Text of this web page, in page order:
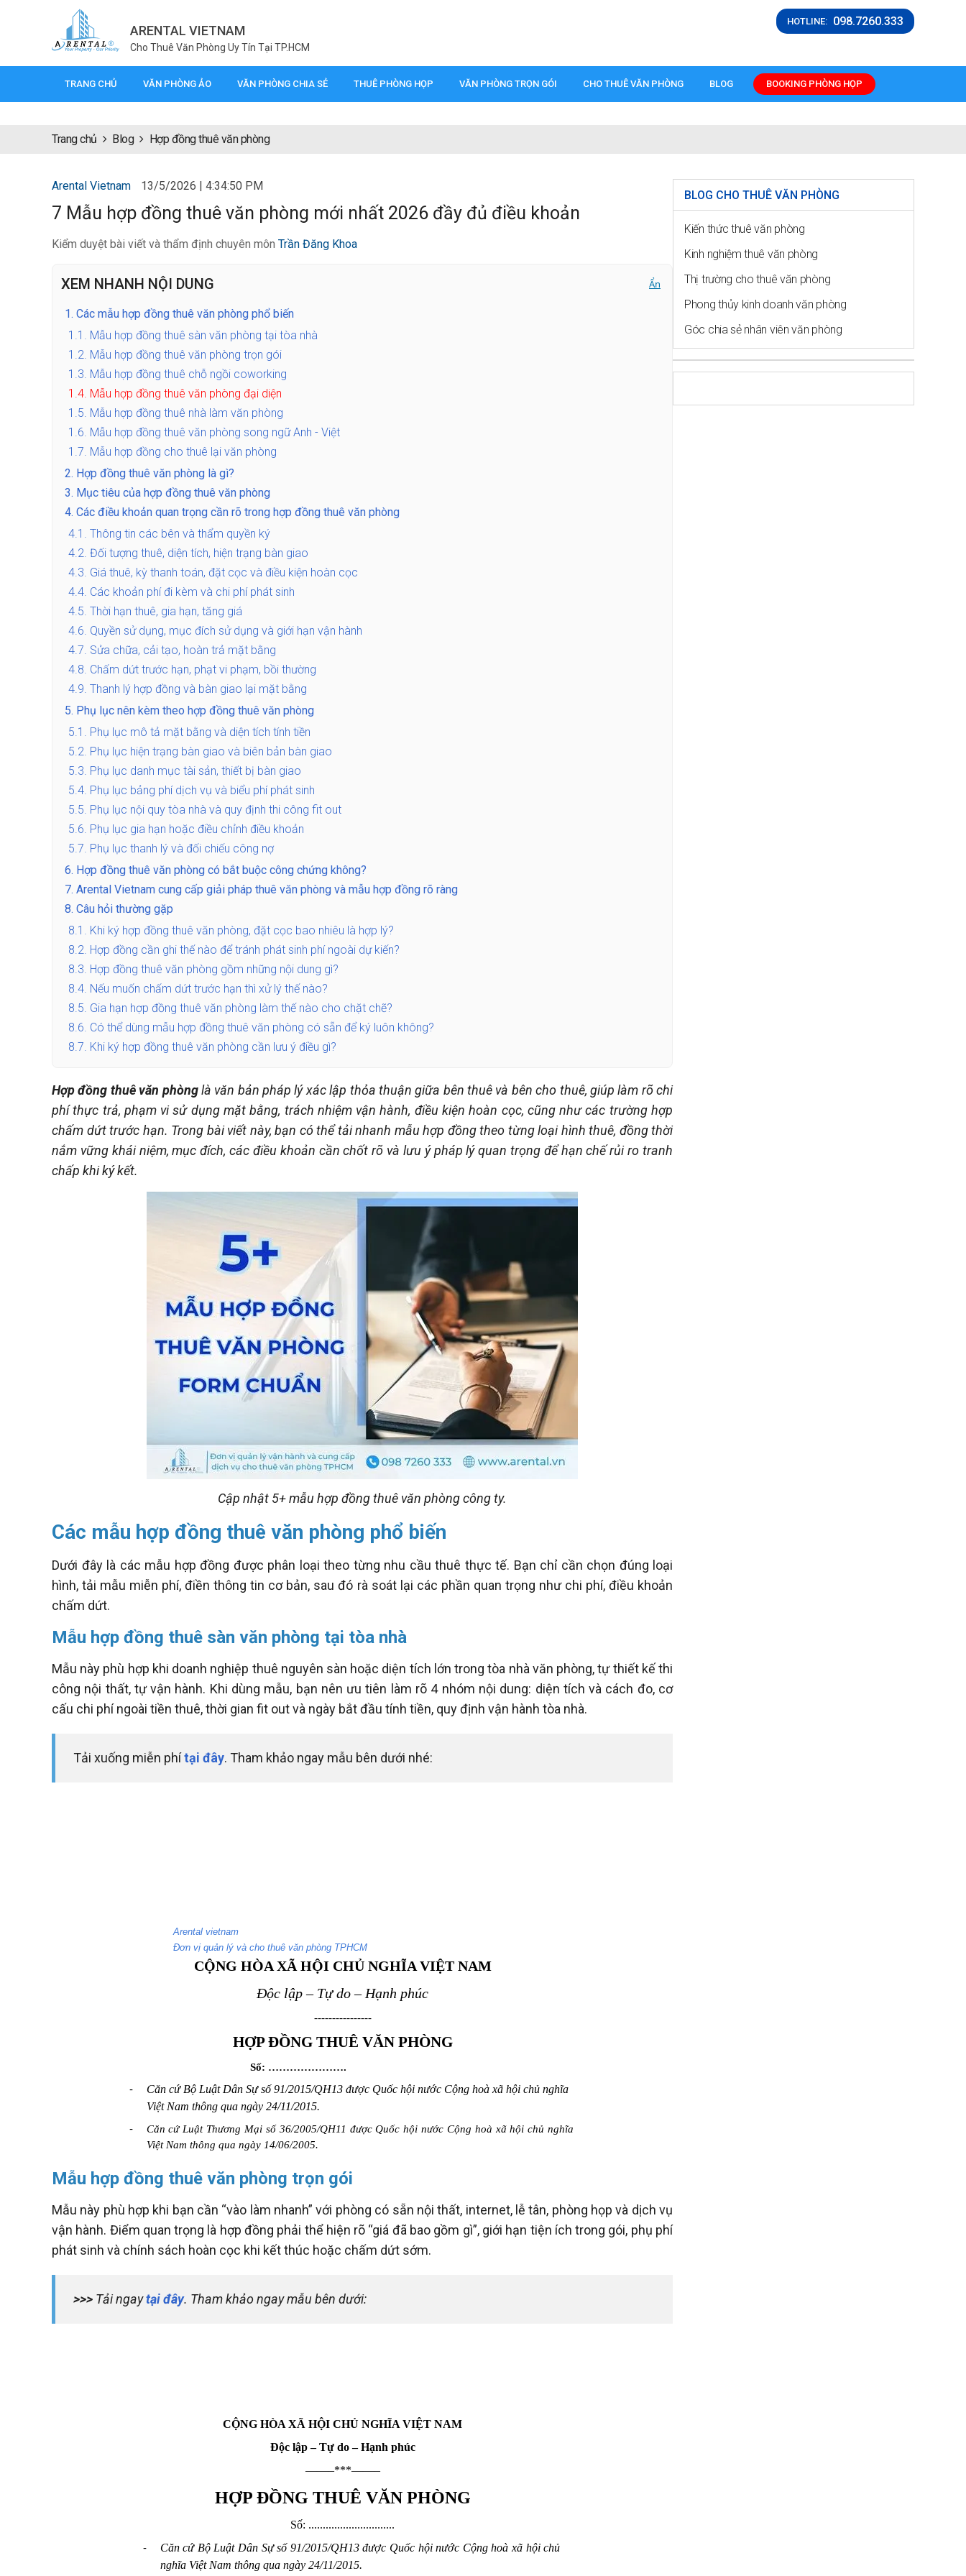
ARENTAL VIETNAM
Cho Thuê Văn Phòng Uy Tín Tại TP.HCM
HOTLINE: 098.7260.333
TRANG CHỦ VĂN PHÒNG ẢO VĂN PHÒNG CHIA SẺ THUÊ PHÒNG HỌP VĂN PHÒNG TRỌN GÓI CHO THUÊ VĂN PHÒNG BLOG BOOKING PHÒNG HỌP
Trang chủ Blog Hợp đồng thuê văn phòng
Arental Vietnam 13/5/2026 | 4:34:50 PM
7 Mẫu hợp đồng thuê văn phòng mới nhất 2026 đầy đủ điều khoản
Kiểm duyệt bài viết và thẩm định chuyên môn Trần Đăng Khoa
XEM NHANH NỘI DUNG Ẩn
1. Các mẫu hợp đồng thuê văn phòng phổ biến
1.1. Mẫu hợp đồng thuê sàn văn phòng tại tòa nhà
1.2. Mẫu hợp đồng thuê văn phòng trọn gói
1.3. Mẫu hợp đồng thuê chỗ ngồi coworking
1.4. Mẫu hợp đồng thuê văn phòng đại diện
1.5. Mẫu hợp đồng thuê nhà làm văn phòng
1.6. Mẫu hợp đồng thuê văn phòng song ngữ Anh - Việt
1.7. Mẫu hợp đồng cho thuê lại văn phòng
2. Hợp đồng thuê văn phòng là gì?
3. Mục tiêu của hợp đồng thuê văn phòng
4. Các điều khoản quan trọng cần rõ trong hợp đồng thuê văn phòng
4.1. Thông tin các bên và thẩm quyền ký
4.2. Đối tượng thuê, diện tích, hiện trạng bàn giao
4.3. Giá thuê, kỳ thanh toán, đặt cọc và điều kiện hoàn cọc
4.4. Các khoản phí đi kèm và chi phí phát sinh
4.5. Thời hạn thuê, gia hạn, tăng giá
4.6. Quyền sử dụng, mục đích sử dụng và giới hạn vận hành
4.7. Sửa chữa, cải tạo, hoàn trả mặt bằng
4.8. Chấm dứt trước hạn, phạt vi phạm, bồi thường
4.9. Thanh lý hợp đồng và bàn giao lại mặt bằng
5. Phụ lục nên kèm theo hợp đồng thuê văn phòng
5.1. Phụ lục mô tả mặt bằng và diện tích tính tiền
5.2. Phụ lục hiện trạng bàn giao và biên bản bàn giao
5.3. Phụ lục danh mục tài sản, thiết bị bàn giao
5.4. Phụ lục bảng phí dịch vụ và biểu phí phát sinh
5.5. Phụ lục nội quy tòa nhà và quy định thi công fit out
5.6. Phụ lục gia hạn hoặc điều chỉnh điều khoản
5.7. Phụ lục thanh lý và đối chiếu công nợ
6. Hợp đồng thuê văn phòng có bắt buộc công chứng không?
7. Arental Vietnam cung cấp giải pháp thuê văn phòng và mẫu hợp đồng rõ ràng
8. Câu hỏi thường gặp
8.1. Khi ký hợp đồng thuê văn phòng, đặt cọc bao nhiêu là hợp lý?
8.2. Hợp đồng cần ghi thế nào để tránh phát sinh phí ngoài dự kiến?
8.3. Hợp đồng thuê văn phòng gồm những nội dung gì?
8.4. Nếu muốn chấm dứt trước hạn thì xử lý thế nào?
8.5. Gia hạn hợp đồng thuê văn phòng làm thế nào cho chặt chẽ?
8.6. Có thể dùng mẫu hợp đồng thuê văn phòng có sẵn để ký luôn không?
8.7. Khi ký hợp đồng thuê văn phòng cần lưu ý điều gì?
Hợp đồng thuê văn phònglà văn bản pháp lý xác lập thỏa thuận giữa bên thuê và bên cho thuê, giúp làm rõ chi
phí thực trả, phạm vi sử dụng mặt bằng, trách nhiệm vận hành, điều kiện hoàn cọc, cũng như các trường hợp
chấm dứt trước hạn. Trong bài viết này, bạn có thể tải nhanh mẫu hợp đồng theo từng loại hình thuê, đồng thời
nắm vững khái niệm, mục đích, các điều khoản cần chốt rõ và lưu ý pháp lý quan trọng để hạn chế rủi ro tranh
chấp khi ký kết.
Cập nhật 5+ mẫu hợp đồng thuê văn phòng công ty.
Các mẫu hợp đồng thuê văn phòng phổ biến
Dưới đây là các mẫu hợp đồng được phân loại theo từng nhu cầu thuê thực tế. Bạn chỉ cần chọn đúng loại
hình, tải mẫu miễn phí, điền thông tin cơ bản, sau đó rà soát lại các phần quan trọng như chi phí, điều khoản
chấm dứt.
Mẫu hợp đồng thuê sàn văn phòng tại tòa nhà
Mẫu này phù hợp khi doanh nghiệp thuê nguyên sàn hoặc diện tích lớn trong tòa nhà văn phòng, tự thiết kế thi
công nội thất, tự vận hành. Khi dùng mẫu, bạn nên ưu tiên làm rõ 4 nhóm nội dung: diện tích và cách đo, cơ
cấu chi phí ngoài tiền thuê, thời gian fit out và ngày bắt đầu tính tiền, quy định vận hành tòa nhà.
Tải xuống miễn phítại đây. Tham khảo ngay mẫu bên dưới nhé:
Mẫu hợp đồng thuê văn phòng trọn gói
Mẫu này phù hợp khi bạn cần “vào làm nhanh” với phòng có sẵn nội thất, internet, lễ tân, phòng họp và dịch vụ
vận hành. Điểm quan trọng là hợp đồng phải thể hiện rõ “giá đã bao gồm gì”, giới hạn tiện ích trong gói, phụ phí
phát sinh và chính sách hoàn cọc khi kết thúc hoặc chấm dứt sớm.
>>> Tải ngaytại đây. Tham khảo ngay mẫu bên dưới:
BLOG CHO THUÊ VĂN PHÒNG
Kiến thức thuê văn phòng
Kinh nghiệm thuê văn phòng
Thị trường cho thuê văn phòng
Phong thủy kinh doanh văn phòng
Góc chia sẻ nhân viên văn phòng